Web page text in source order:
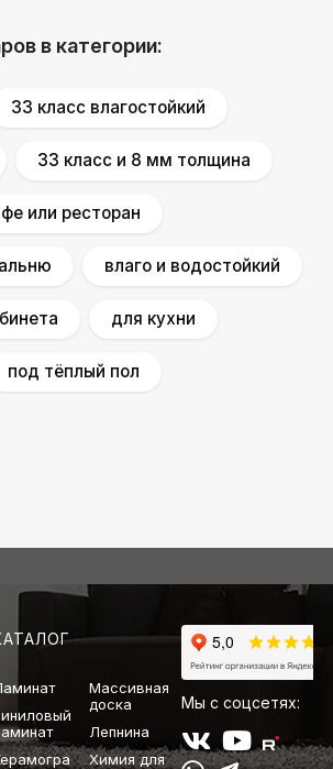
в категории:
33 класс влагостойкий
33 класс и 8 мм толщина
или ресторан
влаго и водостойкий
для кухни
под тёплый пол
Массивная
доска
Лепнина
Химия для
Мы с соцсетях: